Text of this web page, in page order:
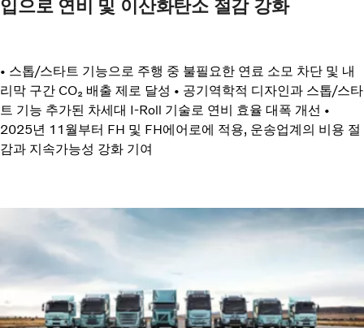
입으로 연비 및 이산화탄소 절감 강화
• 스톱/스타트 기능으로 주행 중 불필요한 연료 소모 차단 및 내
리막 구간 CO₂ 배출 제로 달성 • 공기역학적 디자인과 스톱/스타
트 기능 추가된 차세대 I-Roll 기술로 연비 효율 대폭 개선 •
2025년 11월부터 FH 및 FH에어로에 적용, 운송업계의 비용 절
감과 지속가능성 강화 기여